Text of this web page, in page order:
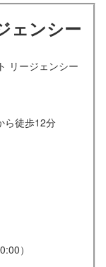
ェンシー
リージェンシー
ら徒歩12分
）